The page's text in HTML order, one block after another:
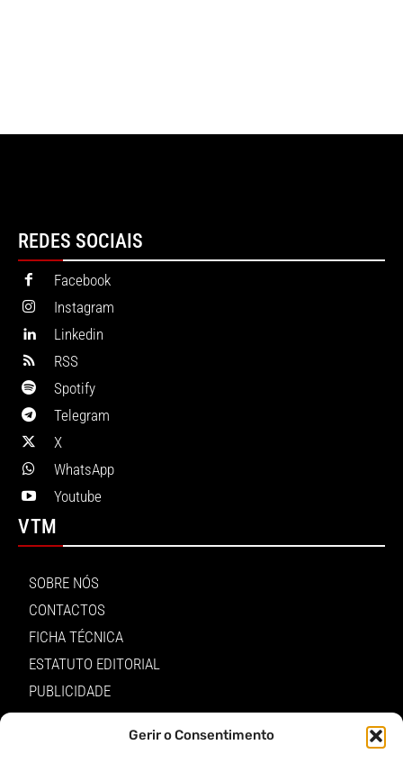
Gerir o Consentimento
REDES SOCIAIS
Facebook
Instagram
Linkedin
RSS
Spotify
Telegram
X
WhatsApp
Youtube
VTM
SOBRE NÓS
CONTACTOS
FICHA TÉCNICA
ESTATUTO EDITORIAL
PUBLICIDADE
LOJA